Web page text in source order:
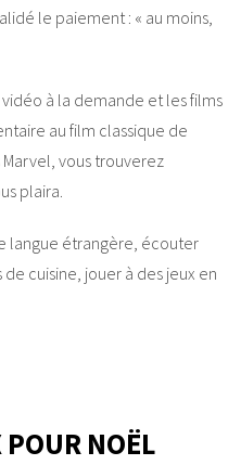
le paiement : « au moins,
vidéo à la demande et les films
au film classique de
vous trouverez
plaira.
langue étrangère, écouter
cuisine, jouer à des jeux en
POUR NOËL